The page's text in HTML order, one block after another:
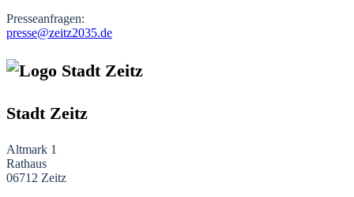
Presseanfragen:
presse@zeitz2035.de
Stadt Zeitz
Altmark 1
Rathaus
06712 Zeitz